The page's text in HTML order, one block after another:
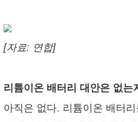
[자료: 연합]
리튬이온 배터리 대안은 없는
아직은 없다. 리튬이온 배터